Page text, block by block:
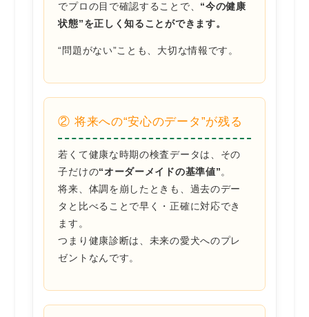
でプロの目で確認することで、 “今の健康
状態”を正しく知ることができます。
“問題がない”ことも、大切な情報です。
② 将来への“安心のデータ”が残る
若くて健康な時期の検査データは、その
子だけの“オーダーメイドの基準値”。
将来、体調を崩したときも、過去のデー
タと比べることで早く・正確に対応でき
ます。
つまり健康診断は、未来の愛犬へのプレ
ゼントなんです。